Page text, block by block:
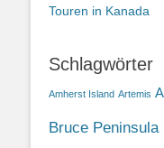
Touren in Kanada
Schlagwörter
Amherst Island Artemis
Bruce Peninsula